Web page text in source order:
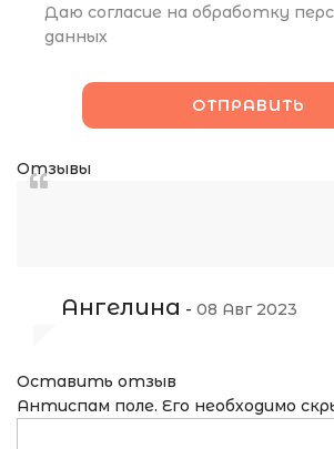
Даю согласие на обработку
данных
Отзывы
Ангелина - 08 Авг 2023
Оставить отзыв
Антиспам поле. Его необходимо